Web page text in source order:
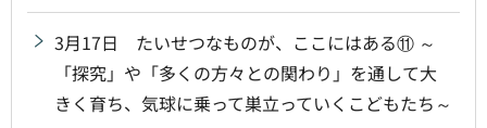
3月17日 たいせつなものが、ここにはある⑪ ～
「探究」や「多くの方々との関わり」を通して大
きく育ち、気球に乗って巣立っていくこどもたち～